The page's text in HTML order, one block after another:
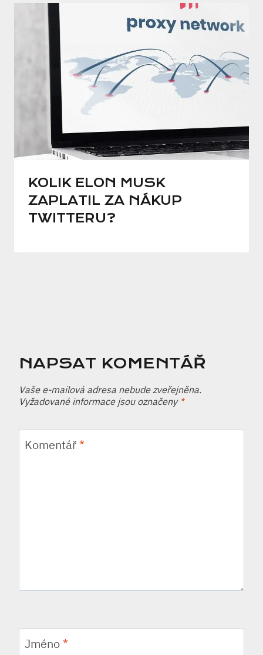
KOLIK ELON MUSK
ZAPLATIL ZA NÁKUP
TWITTERU?
NAPSAT KOMENTÁŘ
Vaše e-mailová adresa nebude zveřejněna.
Vyžadované informace jsou označeny *
Komentář*
Jméno *